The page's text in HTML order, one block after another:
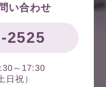
い合わせ
2525
～17:30
日祝）